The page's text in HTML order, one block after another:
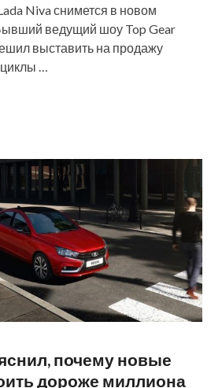
Niva снимется в новом
ведущий шоу Top Gear
выставить на продажу
…
почему новые
дороже миллиона